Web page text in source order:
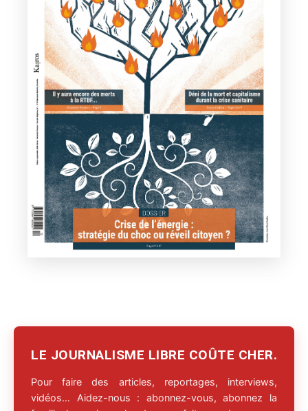
LE JOURNALISME LIBRE COÛTE CHER.
Pour faire des articles, reportages, interviews,
vidéos… Aidez-nous : abonnez-vous, abonnez la